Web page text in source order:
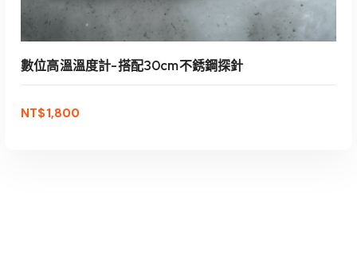
數位高溫溫度計-搭配30cm不銹鋼探針
NT$1,800